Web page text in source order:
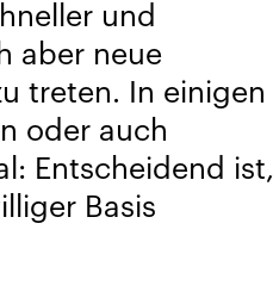
und
aber neue
treten. In einigen
oder auch
Entscheidend ist,
Basis